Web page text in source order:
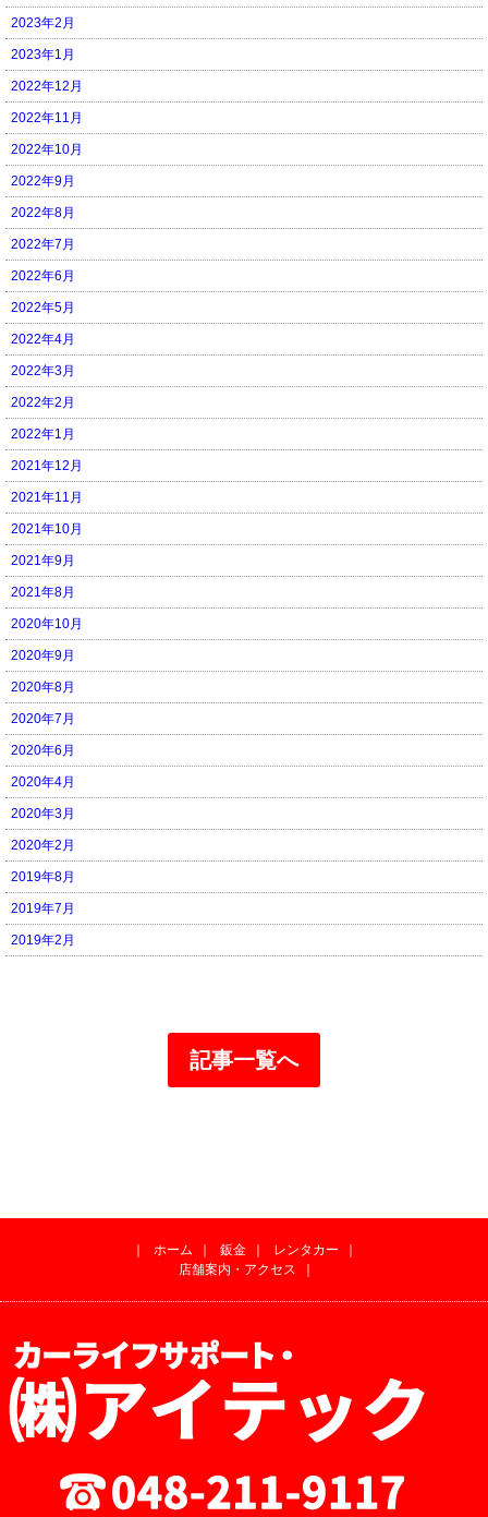
2023年2月
2023年1月
2022年12月
2022年11月
2022年10月
2022年9月
2022年8月
2022年7月
2022年6月
2022年5月
2022年4月
2022年3月
2022年2月
2022年1月
2021年12月
2021年11月
2021年10月
2021年9月
2021年8月
2020年10月
2020年9月
2020年8月
2020年7月
2020年6月
2020年4月
2020年3月
2020年2月
2019年8月
2019年7月
2019年2月
記事一覧へ
｜ ホーム ｜ 鈑金 ｜ レンタカー
｜
店舗案内・アクセス
｜